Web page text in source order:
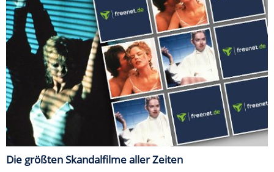
Die größten Skandalfilme aller Zeiten